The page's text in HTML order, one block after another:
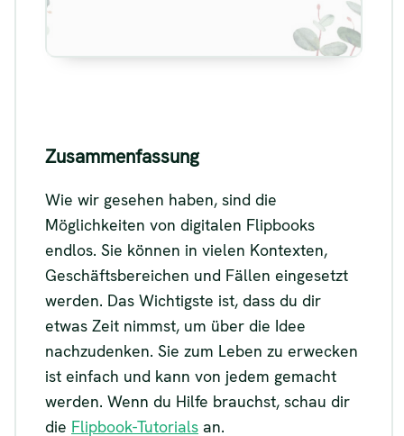
Zusammenfassung
Wie wir gesehen haben, sind die
Möglichkeiten von digitalen Flipbooks
endlos. Sie können in vielen Kontexten,
Geschäftsbereichen und Fällen eingesetzt
werden. Das Wichtigste ist, dass du dir
etwas Zeit nimmst, um über die Idee
nachzudenken. Sie zum Leben zu erwecken
ist einfach und kann von jedem gemacht
werden. Wenn du Hilfe brauchst, schau dir
die Flipbook-Tutorials an.